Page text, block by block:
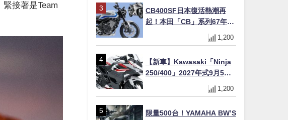
緊接著是Team
CB400SF日本復活熱潮再
起！本田「CB」系列67年傳
奇解密 與CBR差異一次搞懂
1,200
【新車】Kawasaki「Ninja
250/400」2027年式9月5日
日本發售！新塗裝登場×價格
不變×輔助滑動式離合器
1,200
限量500台！YAMAHA BW’S